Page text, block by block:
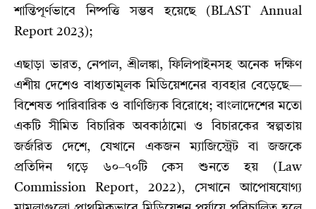
শান্তিপূর্ণভাবে নিষ্পত্তি সম্ভব হয়েছে (BLAST Annual
Report 2023);
এছাড়া ভারত, নেপাল, শ্রীলঙ্কা, ফিলিপাইনসহ অনেক দক্ষিণ
এশীয় দেশেও বাধ্যতামূলক মিডিয়েশনের ব্যবহার বেড়েছে—
বিশেষত পারিবারিক ও বাণিজ্যিক বিরোধে; বাংলাদেশের মতো
একটি সীমিত বিচারিক অবকাঠামো ও বিচারকের স্বল্পতায়
জর্জরিত দেশে, যেখানে একজন ম্যাজিস্ট্রেট বা জজকে
প্রতিদিন গড়ে ৬০–৭০টি কেস শুনতে হয় (Law
Commission Report, 2022), সেখানে আপোষযোগ্য